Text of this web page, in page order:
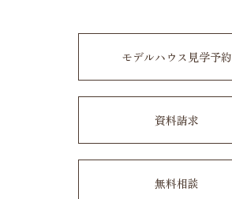
モデルハウス見学予約
資料請求
無料相談